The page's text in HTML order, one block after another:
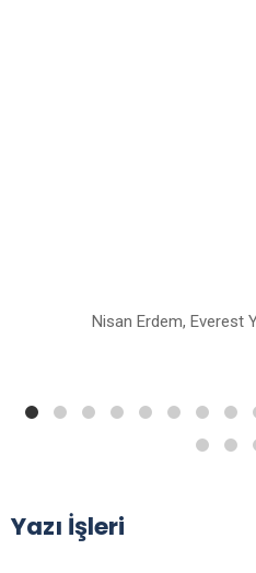
Nisan Erdem, Everest
Yazı İşleri